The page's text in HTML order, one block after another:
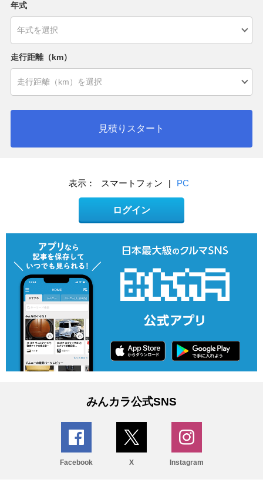
年式
走行距離（km）
見積りスタート
表示： スマートフォン | PC
ログイン
みんカラ公式SNS
Facebook X Instagram